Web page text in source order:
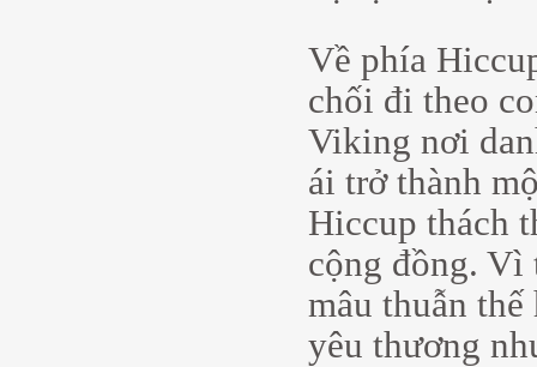
Về phía
chối đi theo
Viking nơi
ái trở thành
Hiccup thách
cộng đồng. Vì
mâu thuẫn
yêu thương